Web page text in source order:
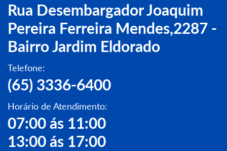
Rua Desembargador Joaquim
Pereira Ferreira Mendes,2287 -
Bairro Jardim Eldorado
Telefone:
(65) 3336-6400
Horário de Atendimento:
07:00 ás 11:00
13:00 ás 17:00